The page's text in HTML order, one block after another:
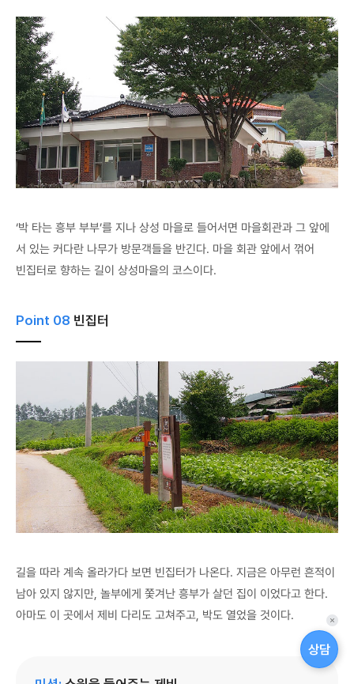
‘박 타는 흥부 부부’를 지나 상성 마을로 들어서면 마을회관과 그 앞에
서 있는 커다란 나무가 방문객들을 반긴다. 마을 회관 앞에서 꺾어
빈집터로 향하는 길이 상성마을의 코스이다.
Point 08 빈집터
길을 따라 계속 올라가다 보면 빈집터가 나온다. 지금은 아무런 흔적이
남아 있지 않지만, 놀부에게 쫓겨난 흥부가 살던 집이 이었다고 한다.
아마도 이 곳에서 제비 다리도 고쳐주고, 박도 열었을 것이다.
상담
퀵
메
뉴